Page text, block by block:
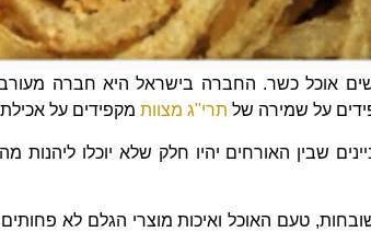
אוכל כשר. החברה בישראל היא חברה
על שמירה של תרי"ג מצוות מקפידים על
שבין האורחים יהיו חלק שלא יוכלו ליהנות
טעם האוכל ואיכות מוצרי הגלם לא פחותים